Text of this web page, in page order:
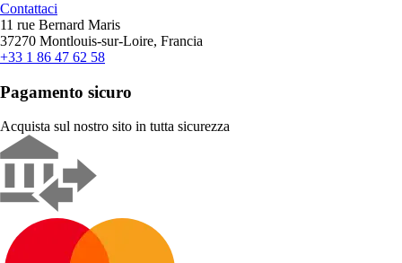
Contattaci
11 rue Bernard Maris
37270 Montlouis-sur-Loire, Francia
+33 1 86 47 62 58
Pagamento sicuro
Acquista sul nostro sito in tutta sicurezza